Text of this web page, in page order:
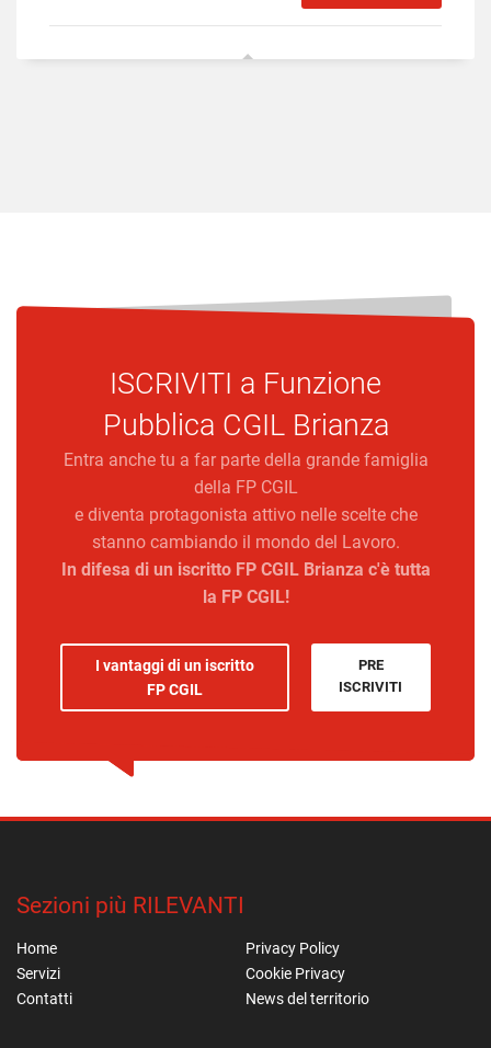
ISCRIVITI a Funzione
Pubblica CGIL Brianza
Entra anche tu a far parte della grande famiglia
della FP CGIL
e diventa protagonista attivo nelle scelte che
stanno cambiando il mondo del Lavoro.
In difesa di un iscritto FP CGIL Brianza c'è tutta
la FP CGIL!
I vantaggi di un iscritto
FP CGIL
PRE
ISCRIVITI
Sezioni più RILEVANTI
Home
Privacy Policy
Servizi
Cookie Privacy
Contatti
News del territorio